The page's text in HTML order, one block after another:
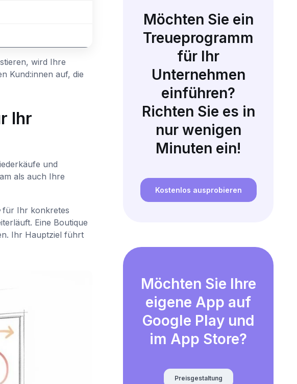
wird Ihre
Kund:innen auf, die
Ihr
und
als auch Ihre
für Ihr konkretes
Eine Boutique
Ihr Hauptziel führt
Möchten Sie ein
Treueprogramm
für Ihr
Unternehmen
einführen?
Richten Sie es in
nur wenigen
Minuten ein!
Kostenlos ausprobieren
Möchten Sie Ihre
eigene App auf
Google Play und
im App Store?
Preisgestaltung